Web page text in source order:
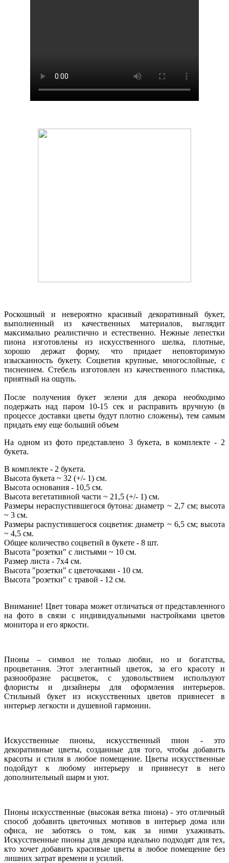
Роскошный и невероятно красивый декоративный букет,
выполненный из качественных материалов, выглядит
максимально реалистично и естественно. Нежные лепестки
пиона изготовлены из искусственного шелка, плотные,
хорошо держат форму, что придает неповторимую
изысканность букету. Соцветия крупные, многослойные, с
тиснением. Стебель изготовлен из качественного пластика,
приятный на ощупь.
После получения букет зелени для декора необходимо
подержать над паром 10-15 сек и расправить вручную (в
процессе доставки цветы будут плотно сложены), тем самым
придать ему еще больший объем
На одном из фото представлено 3 букета, в комплекте - 2
букета.
В комплекте - 2 букета.
Высота букета ~ 32 (+/- 1) см.
Высота основания - 10,5 см.
Высота вегетативной части ~ 21,5 (+/- 1) см.
Размеры нераспустившегося бутона: диаметр ~ 2,7 см; высота
~ 3 см.
Размеры распустившегося соцветия: диаметр ~ 6,5 см; высота
~ 4,5 см.
Общее количество соцветий в букете - 8 шт.
Высота "розетки" с листьями ~ 10 см.
Размер листа - 7х4 см.
Высота "розетки" с цветочками - 10 см.
Высота "розетки" с травой - 12 см.
Внимание! Цвет товара может отличаться от представленного
на фото в связи с индивидуальными настройками цветов
монитора и его яркости.
Пионы – символ не только любви, но и богатства,
процветания. Этот элегантный цветок, за его красоту и
разнообразие расцветок, с удовольствием используют
флористы и дизайнеры для оформления интерьеров.
Стильный букет из искусственных цветов привнесет в
интерьер легкости и душевной гармонии.
Искусственные пионы, искусственный пион - это
декоративные цветы, созданные для того, чтобы добавить
красоты и стиля в любое помещение. Цветы искусственные
подойдут к любому интерьеру и привнесут в него
дополнительный шарм и уют.
Пионы искусственные (высокая ветка пиона) - это отличный
способ добавить цветочных мотивов в интерьер дома или
офиса, не заботясь о том, как за ними ухаживать.
Искусственные пионы для декора идеально подходят для тех,
кто хочет добавить красивые цветы в любое помещение без
лишних затрат времени и усилий.